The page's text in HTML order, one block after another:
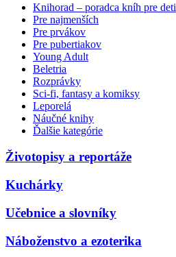
Knihorad – poradca kníh pre deti
Pre najmenších
Pre prvákov
Pre pubertiakov
Young Adult
Beletria
Rozprávky
Sci-fi, fantasy a komiksy
Leporelá
Náučné knihy
Ďalšie kategórie
Životopisy a reportáže
Kuchárky
Učebnice a slovníky
Náboženstvo a ezoterika